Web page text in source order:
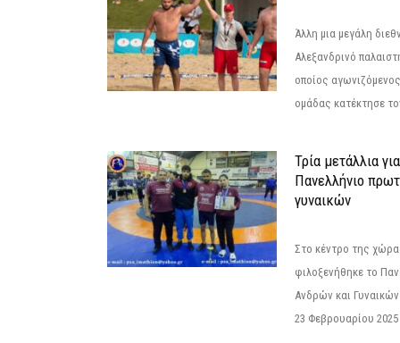
Άλλη μια μεγάλη
Αλεξανδρινό
οποίος
ομάδας κατέκτησε
Τρία μετάλλια
Πανελλήνιο
γυναικών
Στο κέντρο της
φιλοξενήθηκε το
Ανδρών και
23 Φεβρουαρίου